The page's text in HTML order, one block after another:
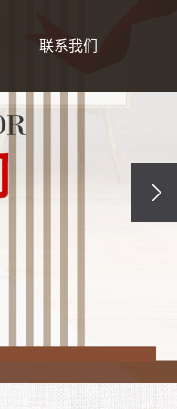
联系我们